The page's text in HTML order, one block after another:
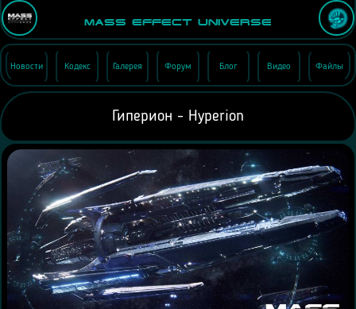
Mass Effect Universe
Новости Кодекс Галерея Форум Блог Видео Файлы
Гиперион - Hyperion